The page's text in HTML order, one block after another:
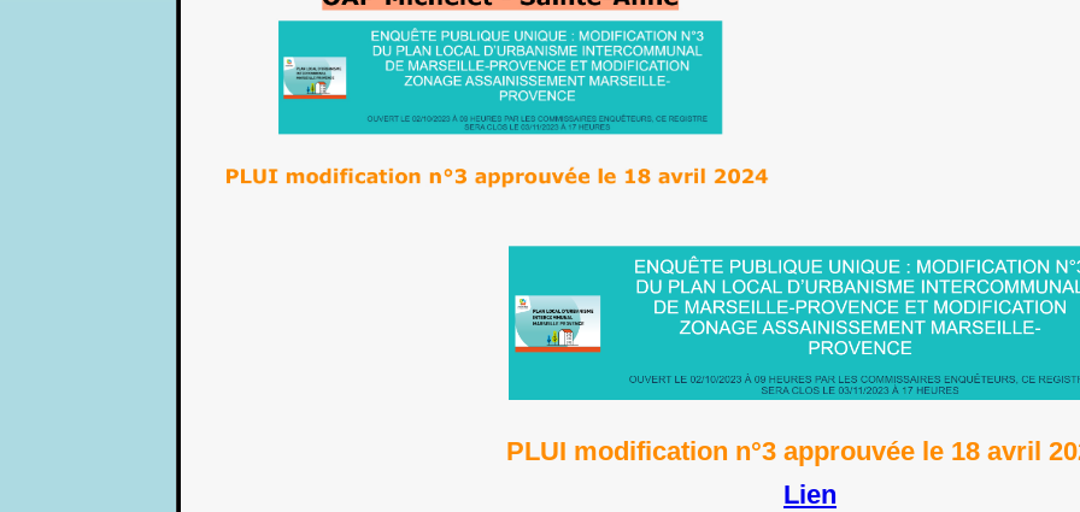
PLUI modification n°3 approuvée le 18 avril
Lien